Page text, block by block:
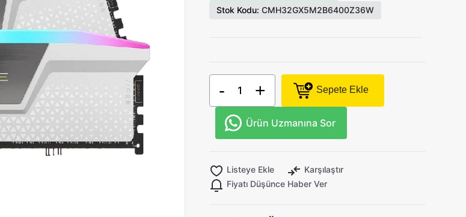
Stok Kodu: CMH32GX5M2B6400Z36W
- + Sepete Ekle
Ürün Uzmanına Sor
Listeye Ekle
Karşılaştır
Fiyatı Düşünce Haber Ver